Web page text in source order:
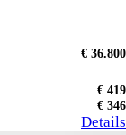
€ 36.800
€ 419
€ 346
Details